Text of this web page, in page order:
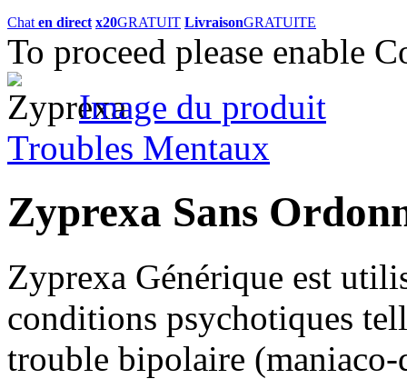
Chat en direct x20GRATUIT LivraisonGRATUITE
To proceed please enable
Image du produit
Troubles Mentaux
Zyprexa Sans
Zyprexa Générique est
conditions psychotiques
trouble bipolaire (maniaco-